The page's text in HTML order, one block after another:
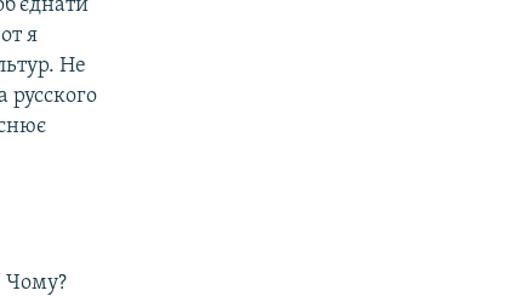
я
Не
русского
Чому?